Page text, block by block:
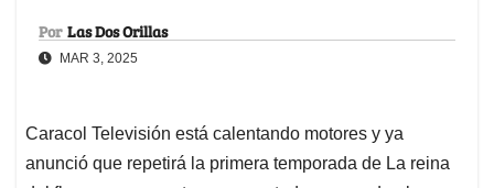
Por Las Dos Orillas
MAR 3, 2025
Caracol Televisión está calentando motores y ya
anunció que repetirá la primera temporada de La reina